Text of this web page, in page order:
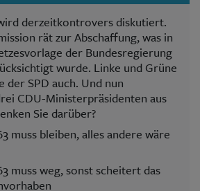
derzeitkontrovers diskutiert.
rät zur Abschaffung, was in
der Bundesregierung
wurde. Linke und Grüne
der SPD auch. Und nun
CDU-Ministerpräsidenten aus
Sie darüber?
muss bleiben, alles andere wäre
muss weg, sonst scheitert das